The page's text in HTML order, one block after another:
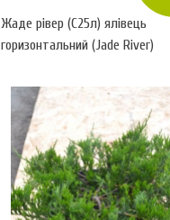
Жаде рівер (С25л) ялівець
горизонтальний (Jade River)